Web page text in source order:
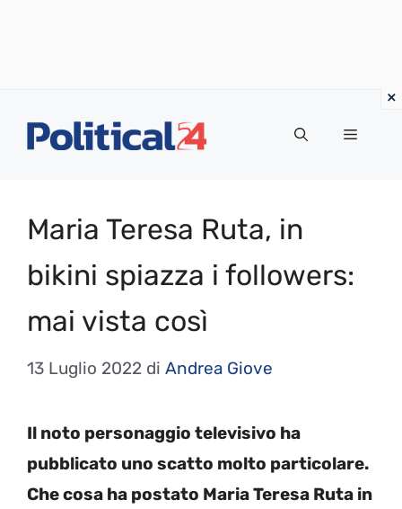
Menu
Maria Teresa Ruta, in
bikini spiazza i followers:
mai vista così
13 Luglio 2022 di Andrea Giove
Il noto personaggio televisivo ha
pubblicato uno scatto molto particolare.
Che cosa ha postato Maria Teresa Ruta in